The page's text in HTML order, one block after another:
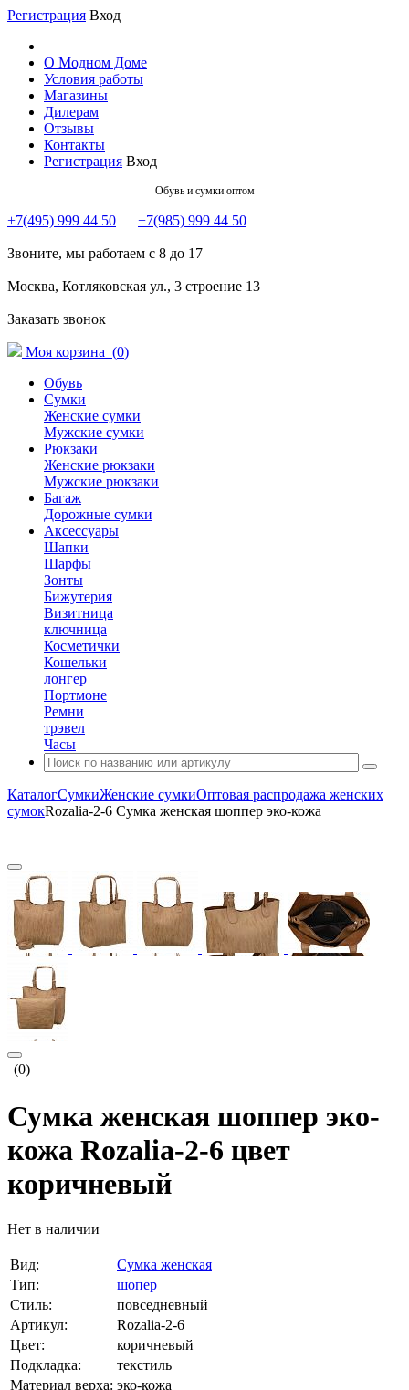
Регистрация Вход
О Модном Доме
Условия работы
Магазины
Дилерам
Отзывы
Контакты
Регистрация Вход
Обувь и сумки оптом
+7(495) 999 44 50 +7(985) 999 44 50
Звоните, мы работаем с 8 до 17
Москва, Котляковская ул., 3 строение 13
Заказать звонок
Моя корзина (0)
Обувь
Сумки
Женские сумки
Мужские сумки
Рюкзаки
Женские рюкзаки
Мужские рюкзаки
Багаж
Дорожные сумки
Аксессуары
Шапки
Шарфы
Зонты
Бижутерия
Визитница
ключница
Косметички
Кошельки
лонгер
Портмоне
Ремни
трэвел
Часы
КаталогСумкиЖенские сумкиОптовая распродажа женских
сумокRozalia-2-6 Сумка женская шоппер эко-кожа
(0)
Сумка женская шоппер эко-
кожа Rozalia-2-6 цвет
коричневый
Нет в наличии
Вид:
Сумка женская
Тип:
шопер
Стиль:
повседневный
Артикул:
Rozalia-2-6
Цвет:
коричневый
Подкладка:
текстиль
Материал верха: эко-кожа